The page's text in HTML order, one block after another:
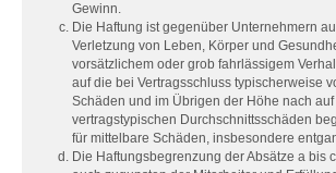
Gewinn.
Die Haftung ist gegenüber Unternehmern
Verletzung von Leben, Körper und
vorsätzlichem oder grob fahrlässigem
auf die bei Vertragsschluss typischerweise
Schäden und im Übrigen der Höhe nach auf
vertragstypischen Durchschnittsschäden
für mittelbare Schäden, insbesondere
Die Haftungsbegrenzung der Absätze a bis